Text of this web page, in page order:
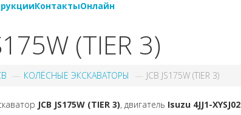
КонтактыОнлайн
(TIER 3)
КОЛЁСНЫЕ ЭКСКАВАТОРЫ JCB JS175W (TIER 3)
JCB JS175W (TIER 3), двигатель Isuzu 4JJ1-XYSJ02